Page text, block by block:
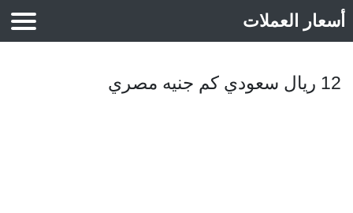
أسعار العملات
12 ريال سعودي كم جنيه مصري